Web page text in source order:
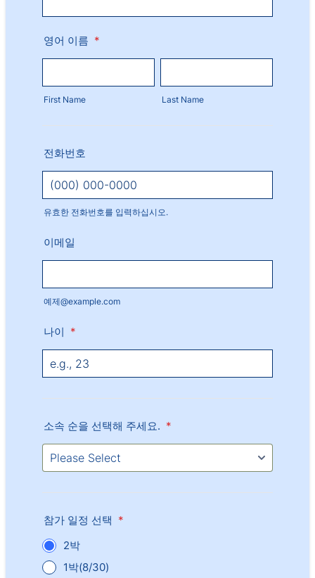
영어 이름 *
First Name Last Name
전화번호
유효한 전화번호를 입력하십시오.
이메일
예제@example.com
나이 *
소속 순을 선택해 주세요. *
참가 일정 선택 *
2박
1박(8/30)